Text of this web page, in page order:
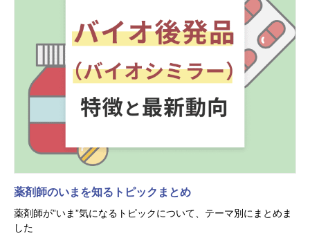
薬剤師のいまを知るトピックまとめ
薬剤師が”いま”気になるトピックについて、テーマ別にまとめま
した